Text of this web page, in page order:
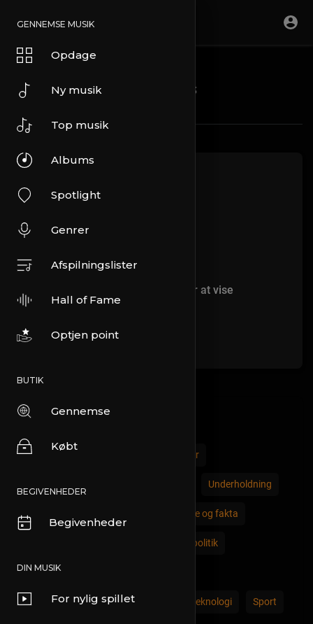
GENNEMSE MUSIK
Opdage
Ny musik
Top musik
Albums
Spotlight
Genrer
Afspilningslister
Hall of Fame
Optjen point
BUTIK
Gennemse
Købt
BEGIVENHEDER
Begivenheder
DIN MUSIK
For nylig spillet
Blogs
Der er ikke flere artikler at vise
Alle Biler og køretøjer
Underholdning
Historie og fakta
Nyheder og politik
Folk og nationer
Steder og regioner Videnskab og teknologi Sport